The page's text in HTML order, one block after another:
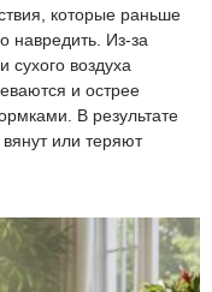
которые раньше
навредить. Из-за
сухого воздуха
и острее
В результате
или теряют